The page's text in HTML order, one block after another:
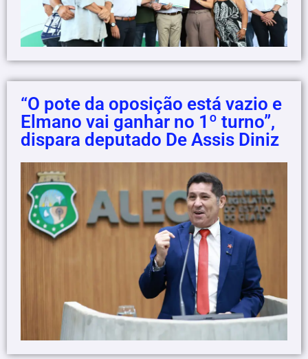
“O pote da oposição está vazio e
Elmano vai ganhar no 1º turno”,
dispara deputado De Assis Diniz